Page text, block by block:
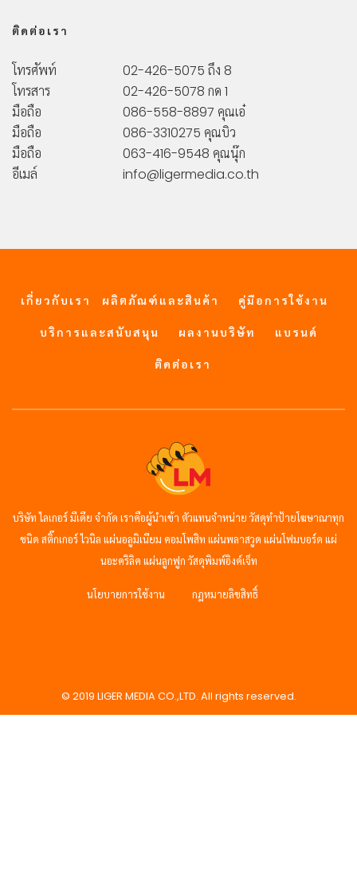
ติดต่อเรา
โทรศัพท์
02-426-5075 ถึง 8
โทรสาร
02-426-5078 กด 1
มือถือ
086-558-8897 คุณเอ๋
มือถือ
086-3310275 คุณบิว
มือถือ
063-416-9548 คุณนุ๊ก
อีเมล์
info@ligermedia.co.th
เกี่ยวกับเรา ผลิตภัณฑ์และสินค้า
คู่มือการใช้งาน
บริการและสนับสนุน
ผลงานบริษัท
แบรนด์
ติดต่อเรา
บริษัท ไลเกอร์ มีเดีย จำกัด เราคือผู้นำเข้า ตัวแทนจำหน่าย วัสดุทำป้ายโฆษาณาทุก
ชนิด สติ๊กเกอร์ ไวนิล แผ่นอลูมิเนียม คอมโพสิท แผ่นพลาสวูด แผ่นโฟมบอร์ด แผ่
นอะคริลิค แผ่นลูกฟูก วัสดุพิมพ์อิงค์เจ็ท
นโยบายการใช้งาน กฎหมายลิขสิทธิ์
© 2019 LIGER MEDIA CO.,LTD. All rights reserved.